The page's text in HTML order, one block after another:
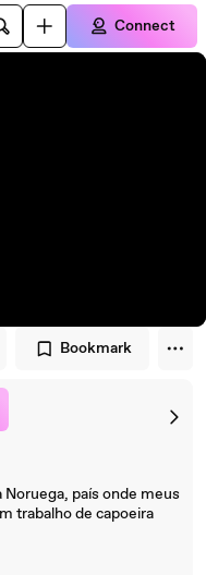
Connect
Bookmark
Noruega, país onde meus
trabalho de capoeira